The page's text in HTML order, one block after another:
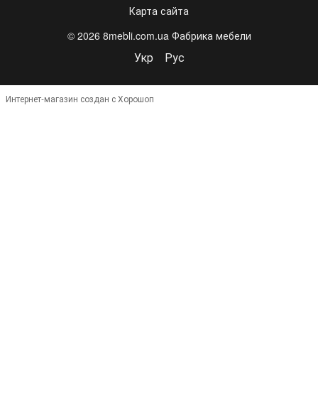
Карта сайта
© 2026 8mebli.com.ua Фабрика мебели
Укр Рус
Интернет-магазин создан с Хорошоп